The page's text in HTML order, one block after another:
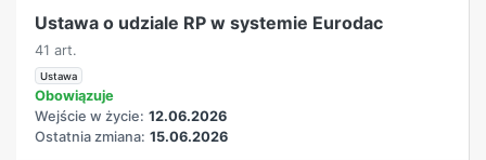
Ustawa o udziale RP w systemie Eurodac
41 art.
Ustawa
Obowiązuje
Wejście w życie: 12.06.2026
Ostatnia zmiana: 15.06.2026